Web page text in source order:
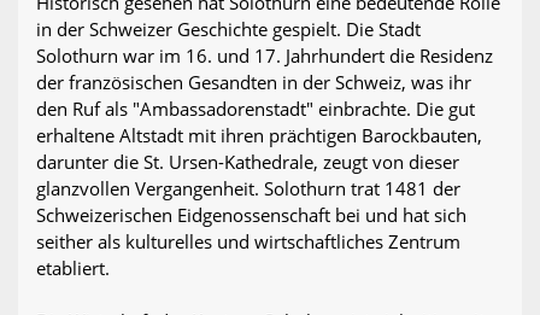
in der Schweizer Geschichte gespielt. Die Stadt
Solothurn war im 16. und 17. Jahrhundert die Residenz
der französischen Gesandten in der Schweiz, was ihr
den Ruf als "Ambassadorenstadt" einbrachte. Die gut
erhaltene Altstadt mit ihren prächtigen Barockbauten,
darunter die St. Ursen-Kathedrale, zeugt von dieser
glanzvollen Vergangenheit. Solothurn trat 1481 der
Schweizerischen Eidgenossenschaft bei und hat sich
seither als kulturelles und wirtschaftliches Zentrum
etabliert.